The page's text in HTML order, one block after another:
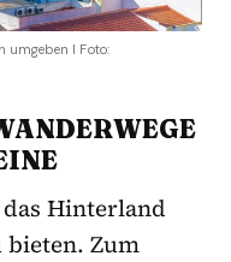
umgeben I Foto:
Hinterland
bieten. Zum